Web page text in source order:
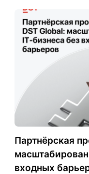
Партнёрская
входных